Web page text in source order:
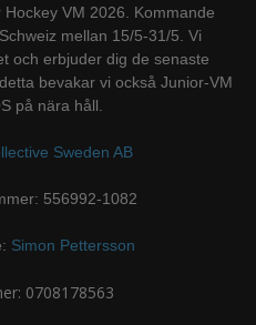
VM 2026. Kommande
mellan 15/5-31/5. Vi
och erbjuder dig de senaste
bevakar vi också Junior-VM
på nära håll.
Sweden AB
556992-1082
Simon Pettersson
0708178563